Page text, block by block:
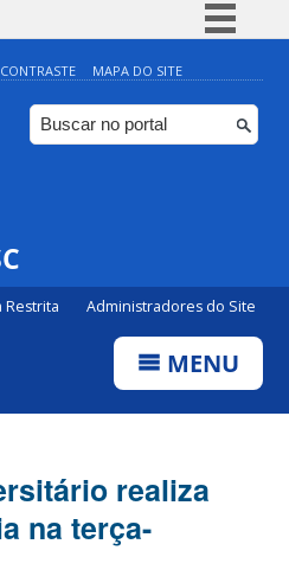
Simplifique!
Comunica BR
Participe
MAPA DO SITE
Restrita Administradores do Site
MENU
realiza
na terça-